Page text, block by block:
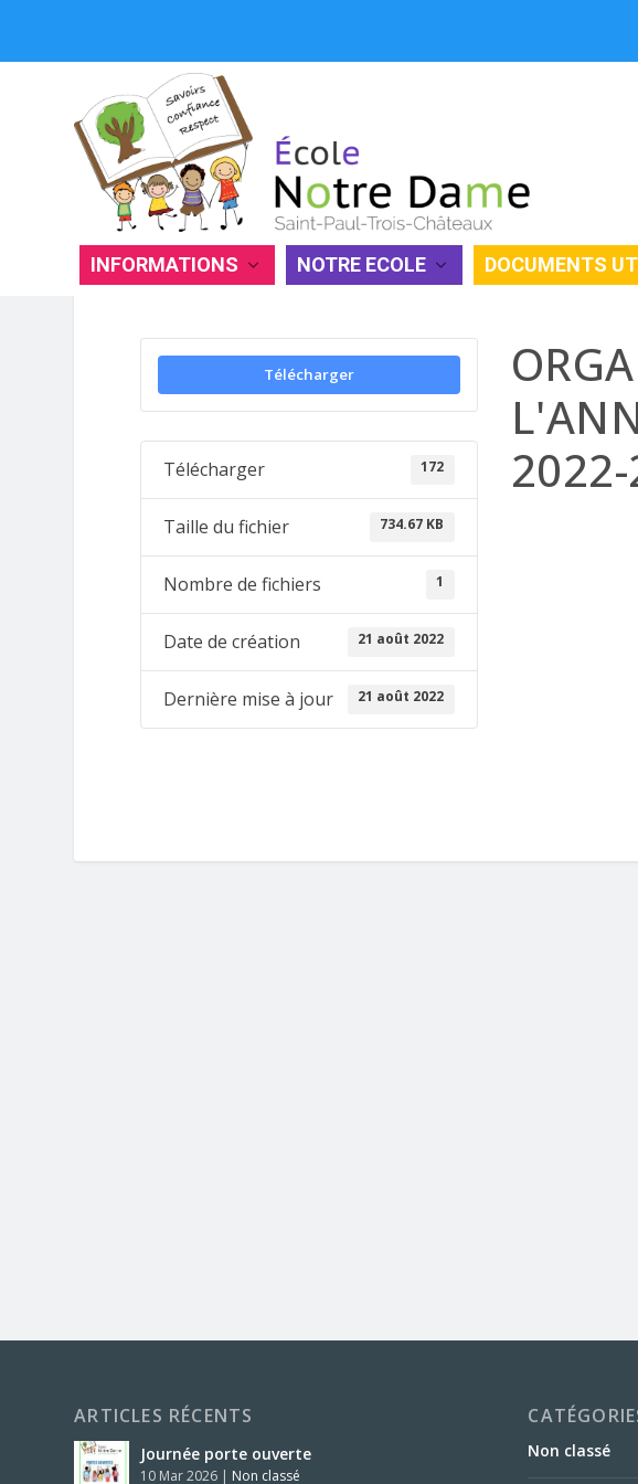
INFORMATIONS NOTRE ECOLE DOCUMENTS
ORGANISATION DE L’ANNÉE SCOLAIRE 2022-
Télécharger
Télécharger 172
Taille du fichier 734.67 KB
Nombre de fichiers 1
Date de création 21 août 2022
Dernière mise à jour 21 août 2022
ARTICLES RÉCENTS
Journée porte ouverte
10 Mar 2026 | Non classé
Non classé